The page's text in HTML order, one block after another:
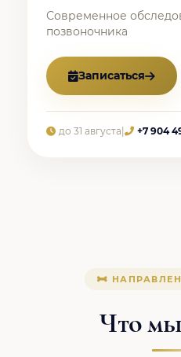
Современное
позвоночника
Записаться
до 31 августа +7 904
Что